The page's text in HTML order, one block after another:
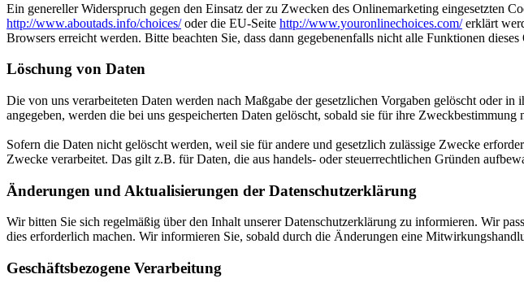
Ein genereller Widerspruch gegen den Einsatz der zu Zwecken des Onlinemarketing eingesetzten
http://www.aboutads.info/choices/oder die EU-Seite http://www.youronlinechoices.com/erklärt
Browsers erreicht werden. Bitte beachten Sie, dass dann gegebenenfalls nicht alle Funktionen
Löschung von Daten
Die von uns verarbeiteten Daten werden nach Maßgabe der gesetzlichen Vorgaben gelöscht oder
angegeben, werden die bei uns gespeicherten Daten gelöscht, sobald sie für ihre
Sofern die Daten nicht gelöscht werden, weil sie für andere und gesetzlich zulässige Zwecke
Zwecke verarbeitet. Das gilt z.B. für Daten, die aus handels- oder steuerrechtlichen Gründen
Änderungen und Aktualisierungen der Datenschutzerklärung
Wir bitten Sie sich regelmäßig über den Inhalt unserer Datenschutzerklärung zu informieren. Wir
dies erforderlich machen. Wir informieren Sie, sobald durch die Änderungen eine
Geschäftsbezogene Verarbeitung